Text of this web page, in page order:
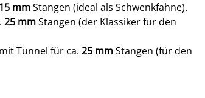
15 mmStangen (ideal als Schwenkfahne).
25 mmStangen (der Klassiker für den
Tunnel für ca. 25 mmStangen (für den